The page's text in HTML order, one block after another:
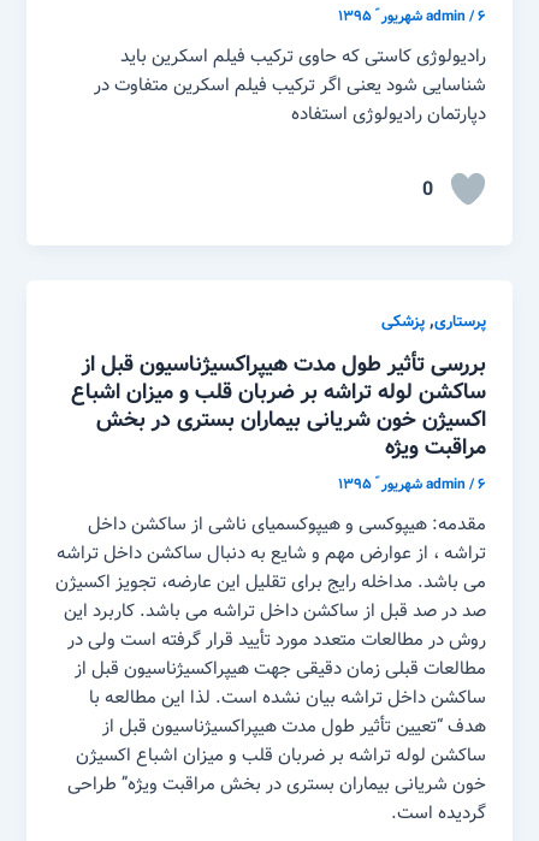
admin/۶ شهریور ّ ۱۳۹۵
رادیولوژی کاستی که حاوی ترکیب فیلم اسکرین باید
شناسایی شود یعنی اگر ترکیب فیلم اسکرین متفاوت در
دپارتمان رادیولوژی استفاده
0
پرستاری,پزشکی
بررسی تأثیر طول مدت هیپراکسیژناسیون قبل از
ساکشن لوله تراشه بر ضربان قلب و میزان اشباع
اکسیژن خون شریانی بیماران بستری در بخش
مراقبت ویژه
admin/۶ شهریور ّ ۱۳۹۵
مقدمه: هیپوکسی و هیپوکسمیای ناشی از ساکشن داخل
تراشه ، از عوارض مهم و شایع به دنبال ساکشن داخل تراشه
می باشد. مداخله رایج برای تقلیل این عارضه، تجویز اکسیژن
صد در صد قبل از ساکشن داخل تراشه می باشد. کاربرد این
روش در مطالعات متعدد مورد تأیید قرار گرفته است ولی در
مطالعات قبلی زمان دقیقی جهت هیپراکسیژناسیون قبل از
ساکشن داخل تراشه بیان نشده است. لذا این مطالعه با
هدف “تعیین تأثیر طول مدت هیپراکسیژناسیون قبل از
ساکشن لوله تراشه بر ضربان قلب و میزان اشباع اکسیژن
خون شریانی بیماران بستری در بخش مراقبت ویژه” طراحی
گردیده است.